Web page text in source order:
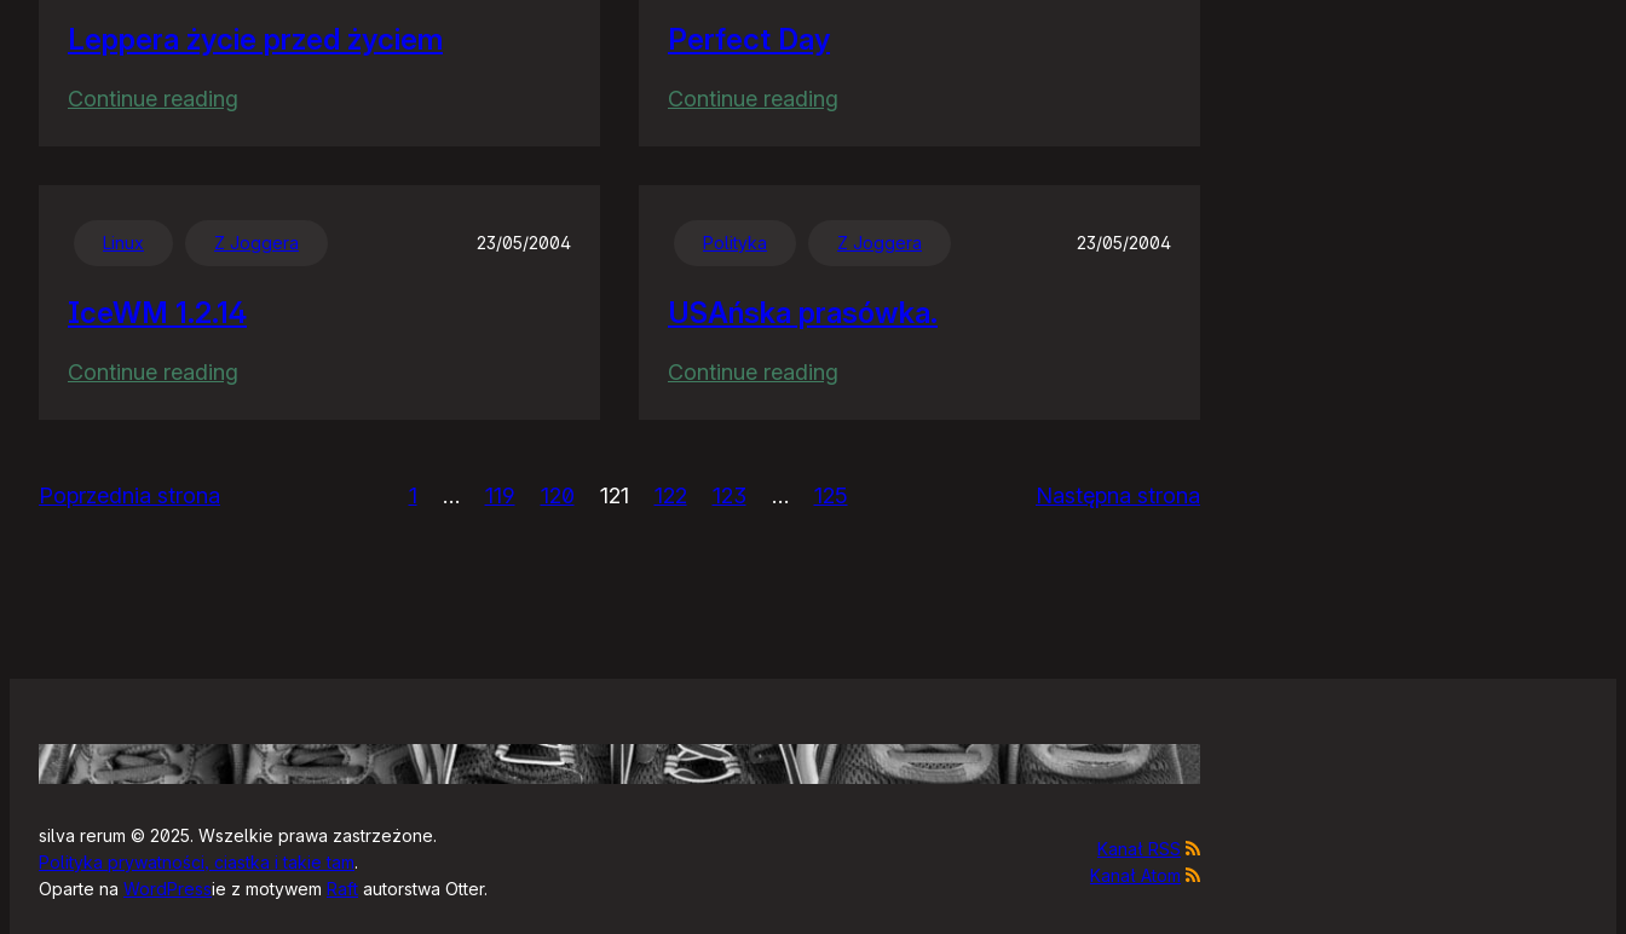
Leppera życie przed życiem
Continue reading
życiem
Perfect Day
Continue reading
Linux Z Joggera 23/05/2004
IceWM 1.2.14
Continue reading
Polityka Z Joggera 23/05/2004
USAńska prasówka.
Continue reading
Poprzednia strona 1 … 119 120 121 122 123 … 125 Następna strona
silva rerum © 2025. Wszelkie prawa zastrzeżone.
Polityka prywatności, ciastka i takie tam.
Oparte na WordPressie z motywem Raft autorstwa Otter.
Kanał RSS
Kanał Atom